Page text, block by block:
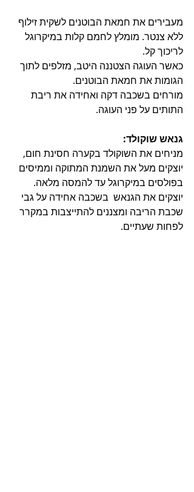
מעבירים את חמאת הבוטנים לשקית זילוף
ללא צנטר. מומלץ לחמם קלות במיקרוגל
לריכוך קל.
כאשר העוגה הצטננה היטב, מזלפים לתוך
הגומות את חמאת הבוטנים.
מורחים בשכבה דקה ואחידה את ריבת
התותים על פני העוגה.
גנאש שוקולד:
מניחים את השוקולד בקערה חסינת חום,
יוצקים מעל את השמנת המתוקה וממיסים
בפולסים במיקרוגל עד להמסה מלאה.
יוצקים את הגנאש  בשכבה אחידה על גבי
שכבת הריבה ומצננים להתייצבות במקרר
לפחות שעתיים.